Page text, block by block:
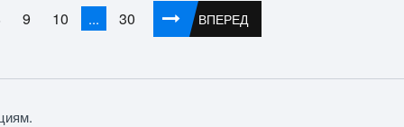
9 10 ... 30 ВПЕРЕД